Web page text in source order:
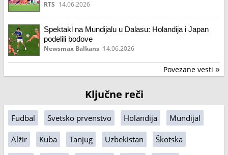
RTS 14.06.2026
Spektakl na Mundijalu u Dalasu: Holandija i Japan
podelili bodove
Newsmax Balkans 14.06.2026
Povezane vesti »
Ključne reči
Fudbal Svetsko prvenstvo Holandija Mundijal
Alžir Kuba Tanjug Uzbekistan Škotska